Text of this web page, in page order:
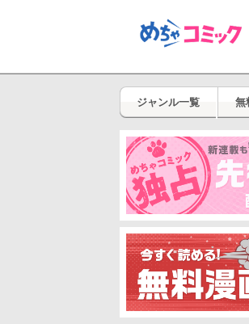
ジャンル一覧 無